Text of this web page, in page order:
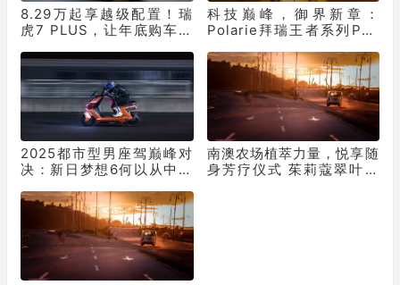
8.29万起享越级配置！瑞
虎7 PLUS，让年底购车再
科技巅峰，御界新章：
Polarie拜瑞王者系列P70
2025都市型男座驾巅峰对
决：新日梦想6何以从中突
南澳农场植萃力量，悦享随
身芳疗仪式 茱莉蔻翠叶罗